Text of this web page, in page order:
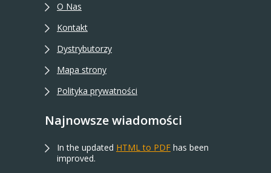
O Nas
Kontakt
Dystrybutorzy
Mapa strony
Polityka prywatności
Najnowsze wiadomości
In the updated HTML to PDF has been
improved.